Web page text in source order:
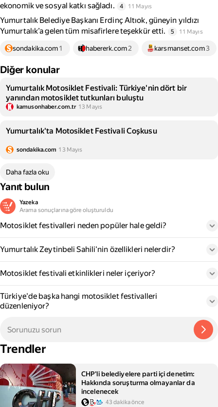
ekonomik ve sosyal katkı sağladı.
4 11 Mayıs
Yumurtalık Belediye Başkanı Erdinç Altıok, güneyin yıldızı
Yumurtalık’a gelen tüm misafirlere teşekkür etti.
5 11 Mayıs
sondakika.com1 habererk.com2 karsmanset.com3
Diğer konular
Yumurtalık Motosiklet Festivali: Türkiye'nin dört bir
yanından motosiklet tutkunları buluştu
kamusonhaber.com.tr 13 Mayıs
Yumurtalık'ta Motosiklet Festivali Coşkusu
sondakika.com 13 Mayıs
Daha fazla oku
Yanıt bulun
Yazeka
Arama sonuçlarına göre oluşturuldu
Motosiklet festivalleri neden popüler hale geldi?
Yumurtalık Zeytinbeli Sahili'nin özellikleri nelerdir?
Motosiklet festivali etkinlikleri neler içeriyor?
Türkiye'de başka hangi motosiklet festivalleri
düzenleniyor?
Trendler
CHP'li belediyelere parti içi denetim:
Hakkında soruşturma olmayanlar da
incelenecek
43 dakika önce